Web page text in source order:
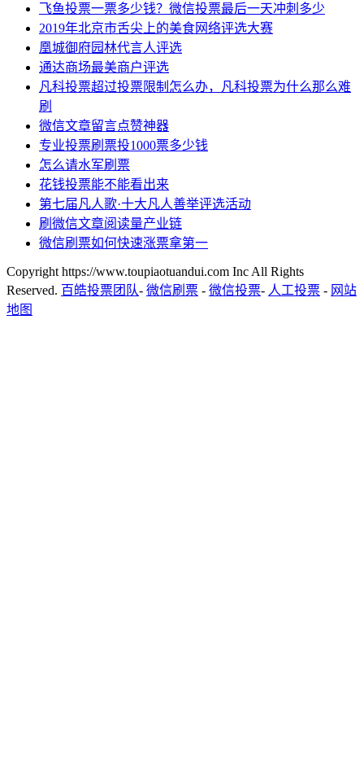
飞鱼投票一票多少钱？微信投票最后一天冲刺多少
2019年北京市舌尖上的美食网络评选大赛
凰城御府园林代言人评选
通达商场最美商户评选
凡科投票超过投票限制怎么办，凡科投票为什么那么难
刷
微信文章留言点赞神器
专业投票刷票投1000票多少钱
怎么请水军刷票
花钱投票能不能看出来
第七届凡人歌·十大凡人善举评选活动
刷微信文章阅读量产业链
微信刷票如何快速涨票拿第一
Copyright https://www.toupiaotuandui.com Inc All Rights
Reserved. 百皓投票团队- 微信刷票 - 微信投票- 人工投票 - 网站
地图